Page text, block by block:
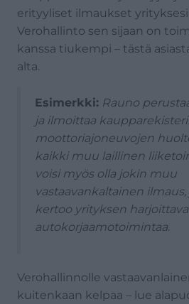
erityyliset ilmaukset yrityksesi
Verohallinto sen sijaan on
kanssa tiukempi – tästä
alta.
Esimerkki: Rauno
ja ilmoittaa
moottoriajoneuvojen
kaikki muu laillinen
voisi myös olla jokin muu
vastaavankaltainen
kertoo yrityksen
autokorjaamotoimintaa.
Verohallinnolle
kuitenkaan kelpaa – lue